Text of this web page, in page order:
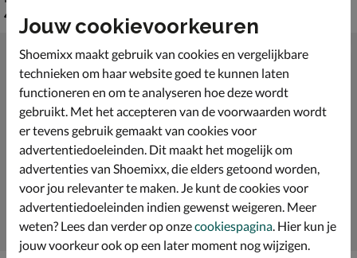
€ 49,99
49 44
Jouw cookievoorkeuren
Shoemixx maakt gebruik van cookies en vergelijkbare
technieken om haar website goed te kunnen laten
functioneren en om te analyseren hoe deze wordt
gebruikt. Met het accepteren van de voorwaarden wordt
er tevens gebruik gemaakt van cookies voor
advertentiedoeleinden. Dit maakt het mogelijk om
advertenties van Shoemixx, die elders getoond worden,
voor jou relevanter te maken. Je kunt de cookies voor
advertentiedoeleinden indien gewenst weigeren. Meer
weten? Lees dan verder op onzecookiespagina. Hier kun je
jouw voorkeur ook op een later moment nog wijzigen.